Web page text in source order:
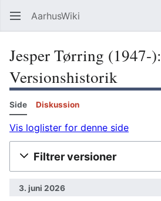
AarhusWiki
Jesper Tørring (1947-):
Versionshistorik
Side Diskussion
Vis loglister for denne side
Filtrer versioner
3. juni 2026